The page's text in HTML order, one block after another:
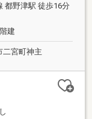
都野津駅 徒歩16分
建
二宮町神主